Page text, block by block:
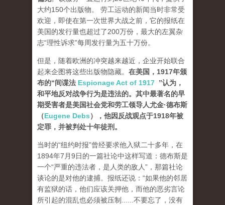
大约150个出版物。 劳工运动的新闻当时非常受
欢迎，即使在第一次世界大战之前，它的报纸在
美国的发行量也超过了200万份，最大的左翼杂
志“理性诉求”每周发行量为五十万份。
但是，随着欧洲的冲突越来越近，企业开始联合
起来企图将这些出版物隐藏。 在美国，1917年颁
布的“间谍法 Espionage Act of 1917 ”认为，
和平地反对战争行为是违法的。其中最著名的早
期受害者是美国社会党和劳工领导人尤金·德布斯
（Eugene Debs），他因反战观点于1918年被
定罪，并被判处十年徒刑。
当时的“纽约时报”曾经要求他入狱二十多年，在
1894年7月9日的一篇社论中这样写道：德布斯是
一个“严重的违法者，是人类的敌人”，那篇社论
谈论的是对他的逮捕。报纸还说：“如果他的邻居
有监狱的话，他们应该关押他，而他的恶劣言论
所引起的混乱也必须被压制......不要忘了，没有